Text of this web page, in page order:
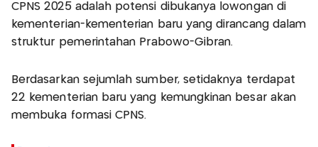
CPNS 2025 adalah potensi dibukanya lowongan di
kementerian-kementerian baru yang dirancang dalam
struktur pemerintahan Prabowo-Gibran.
Berdasarkan sejumlah sumber, setidaknya terdapat
22 kementerian baru yang kemungkinan besar akan
membuka formasi CPNS.